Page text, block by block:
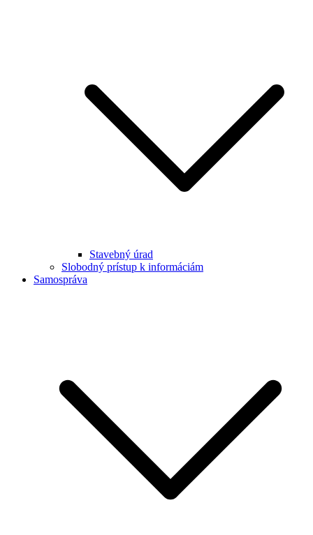
Stavebný úrad
Slobodný prístup k informáciám
Samospráva